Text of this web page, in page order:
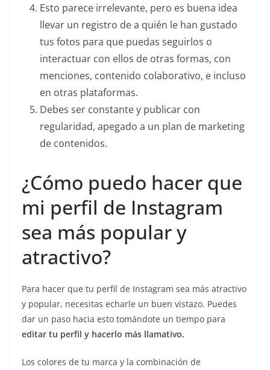
Esto parece irrelevante, pero es buena idea
llevar un registro de a quién le han gustado
tus fotos para que puedas seguirlos o
interactuar con ellos de otras formas, con
menciones, contenido colaborativo, e incluso
en otras plataformas.
Debes ser constante y publicar con
regularidad, apegado a un plan de marketing
de contenidos.
¿Cómo puedo hacer que
mi perfil de Instagram
sea más popular y
atractivo?
Para hacer que tu perfil de Instagram sea más atractivo
y popular, necesitas echarle un buen vistazo. Puedes
dar un paso hacia esto tomándote un tiempo para
editar tu perfil y hacerlo más llamativo.
Los colores de tu marca y la combinación de